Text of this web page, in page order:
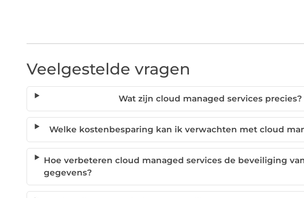
Veelgestelde vragen
Wat zijn cloud managed services precies?
Welke kostenbesparing kan ik verwachten met cloud
Hoe verbeteren cloud managed services de beveiliging
gegevens?